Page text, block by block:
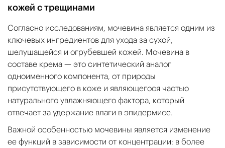
кожей с трещинами
Согласно исследованиям, мочевина является одним из
ключевых ингредиентов для ухода за сухой,
шелушащейся и огрубевшей кожей. Мочевина в
составе крема — это синтетический аналог
одноименного компонента, от природы
присутствующего в коже и являющегося частью
натурального увлажняющего фактора, который
отвечает за удержание влаги в эпидермисе.
Важной особенностью мочевины является изменение
ее функций в зависимости от концентрации: в более